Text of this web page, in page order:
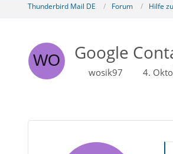
Thunderbird Mail DE Forum Hilfe
Google
wosik97 4.